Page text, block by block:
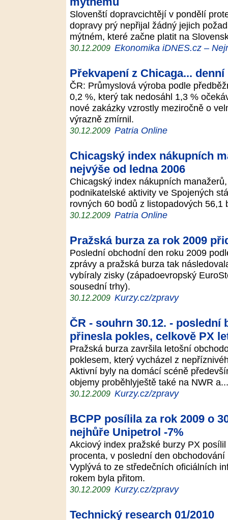
Slovenští dopravcichtějí v pondělí
dopravy prý nepřijal žádný jejich
mýtném, které začne platit na
30.12.2009 Ekonomika iDNES.cz –
Překvapení z Chicaga...
ČR: Průmyslová výroba podle
0,2 %, který tak nedosáhl 1,3 %
nové zakázky vzrostly meziročně o
výrazně zmírnil.
30.12.2009 Patria Online
Chicagský index nákupních
nejvýše od ledna 2006
Chicagský index nákupních
podnikatelské aktivity ve Spojených
rovných 60 bodů z listopadových
30.12.2009 Patria Online
Pražská burza za rok 2009
Poslední obchodní den roku 2009
zprávy a pražská burza tak
vybíraly zisky (západoevropský
sousední trhy).
30.12.2009 Kurzy.cz/zpravy
ČR - souhrn 30.12. -
přinesla pokles, celkově PX
Pražská burza završila letošní
poklesem, který vycházel z
Aktivní byly na domácí scéně
objemy proběhlyještě také na NWR
30.12.2009 Kurzy.cz/zpravy
BCPP posílila za rok 2009 o
nejhůře Unipetrol -7%
Akciový index pražské burzy PX
procenta, v poslední den
Vyplývá to ze středečních oficiálních
rokem byla přitom.
30.12.2009 Kurzy.cz/zpravy
Technický research 01/2010